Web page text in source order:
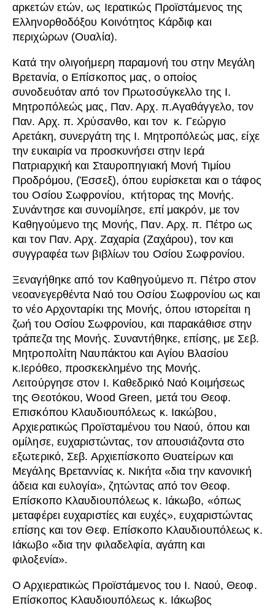
αρκετών ετών, ως Ιερατικώς Προϊστάμενος της
Ελληνορθοδόξου Κοινότητος Κάρδιφ και
περιχώρων (Ουαλία).
Κατά την ολιγοήμερη παραμονή του στην Μεγάλη
Βρετανία, ο Επίσκοπος μας, ο οποίος
συνοδευόταν από τον Πρωτοσύγκελλο της Ι.
Μητροπόλεώς μας, Παν. Αρχ. π.Αγαθάγγελο, τον
Παν. Αρχ. π. Χρύσανθο, και τον κ. Γεώργιο
Αρετάκη, συνεργάτη της Ι. Μητροπόλεώς μας, είχε
την ευκαιρία να προσκυνήσει στην Ιερά
Πατριαρχική και Σταυροπηγιακή Μονή Τιμίου
Προδρόμου, (Έσσεξ), όπου ευρίσκεται και ο τάφος
του Οσίου Σωφρονίου, κτήτορας της Μονής.
Συνάντησε και συνομίλησε, επί μακρόν, με τον
Καθηγούμενο της Μονής, Παν. Αρχ. π. Πέτρο ως
και τον Παν. Αρχ. Ζαχαρία (Ζαχάρου), τον και
συγγραφέα των βιβλίων του Οσίου Σωφρονίου.
Ξεναγήθηκε από τον Καθηγούμενο π. Πέτρο στον
νεοανεγερθέντα Ναό του Οσίου Σωφρονίου ως και
το νέο Αρχονταρίκι της Μονής, όπου ιστορείται η
ζωή του Οσίου Σωφρονίου, και παρακάθισε στην
τράπεζα της Μονής. Συναντήθηκε, επίσης, με Σεβ.
Μητροπολίτη Ναυπάκτου και Αγίου Βλασίου
κ.Ιερόθεο, προσκεκλημένο της Μονής.
Λειτούργησε στον Ι. Καθεδρικό Ναό Κοιμήσεως
της Θεοτόκου, Wood Green, μετά του Θεοφ.
Επισκόπου Κλαυδιουπόλεως κ. Ιακώβου,
Αρχιερατικώς Προϊσταμένου του Ναού, όπου και
ομίλησε, ευχαριστώντας, τον απουσιάζοντα στο
εξωτερικό, Σεβ. Αρχιεπίσκοπο Θυατείρων και
Μεγάλης Βρεταννίας κ. Νικήτα «δια την κανονική
άδεια και ευλογία», ζητώντας από τον Θεοφ.
Επίσκοπο Κλαυδιουπόλεως κ. Ιάκωβο, «όπως
μεταφέρει ευχαριστίες και ευχές», ευχαριστώντας
επίσης και τον Θεφ. Επίσκοπο Κλαυδιουπόλεως κ.
Ιάκωβο «δια την φιλαδελφία, αγάπη και
φιλοξενία».
Ο Αρχιερατικώς Προϊστάμενος του Ι. Ναού, Θεοφ.
Επίσκοπος Κλαυδιουπόλεως κ. Ιάκωβος